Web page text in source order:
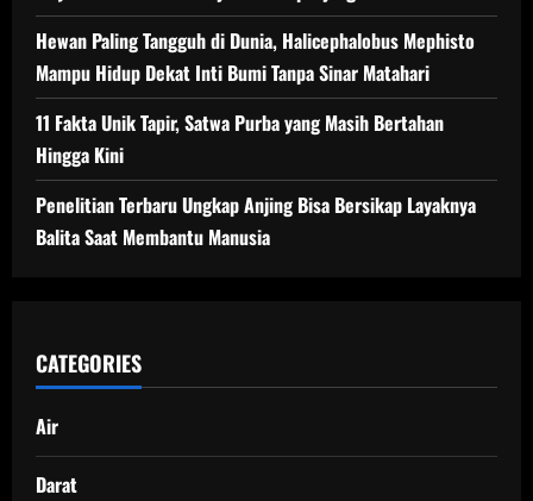
Hewan Paling Tangguh di Dunia, Halicephalobus Mephisto
Mampu Hidup Dekat Inti Bumi Tanpa Sinar Matahari
11 Fakta Unik Tapir, Satwa Purba yang Masih Bertahan
Hingga Kini
Penelitian Terbaru Ungkap Anjing Bisa Bersikap Layaknya
Balita Saat Membantu Manusia
CATEGORIES
Air
Darat